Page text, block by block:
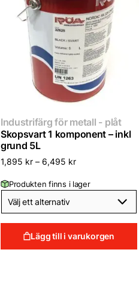
Industrifärg för metall - plåt
Skopsvart 1 komponent – inkl
grund 5L
1,895 kr– 6,495 kr
Produkten finns i lager
Lägg till i varukorgen